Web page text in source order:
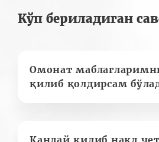
Кўп бериладиган
Омонат
қилиб қолдирсам